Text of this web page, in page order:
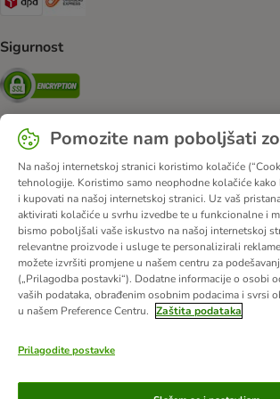
Sigurnost
Security
O nama Karijere Web stranica tvrtke
Opći uvjeti poslovanja
Odustati od ugovora
Troškovi slanja i vrijeme dostave
Načini plaćanja
Propisi o uklanjanju otpada
Zaštita podataka
Izjava o pristupačnosti
© zooplus SE2026
Pomozite nam poboljšati
Na našoj internetskoj stranici koristimo kolačiće
tehnologije. Koristimo samo neophodne kolačiće
i kupovati na našoj internetskoj stranici. Uz vaš
aktivirati kolačiće u svrhu izvedbe te u funkcionalne i
bismo poboljšali vaše iskustvo na našoj internetskoj
relevantne proizvode i usluge te personalizirali
možete izvršiti promjene u našem centru za
(„Prilagodba postavki“). Dodatne informacije o osobi
vaših podataka, obrađenim osobnim podacima i svrsi
u našem Preference Centru. Zaštita podataka
Prilagodite postavke